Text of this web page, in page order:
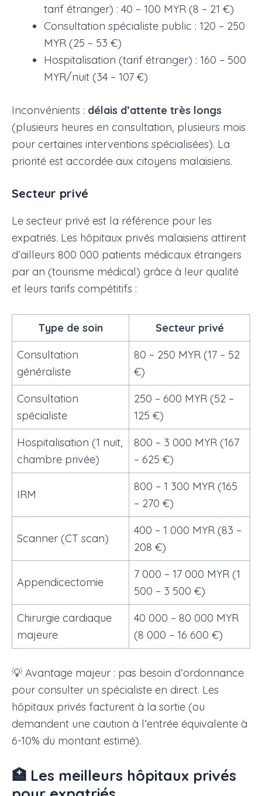
tarif étranger) : 40 – 100 MYR (8 – 21 €)
Consultation spécialiste public : 120 – 250
MYR (25 – 53 €)
Hospitalisation (tarif étranger) : 160 – 500
MYR/nuit (34 – 107 €)
Inconvénients : délais d’attente très longs
(plusieurs heures en consultation, plusieurs mois
pour certaines interventions spécialisées). La
priorité est accordée aux citoyens malaisiens.
Secteur privé
Le secteur privé est la référence pour les
expatriés. Les hôpitaux privés malaisiens attirent
d’ailleurs 800 000 patients médicaux étrangers
par an (tourisme médical) grâce à leur qualité
et leurs tarifs compétitifs :
Type de soin
Secteur privé
Consultation
généraliste
80 – 250 MYR (17 – 52
€)
Consultation
spécialiste
250 – 600 MYR (52 –
125 €)
Hospitalisation (1 nuit,
chambre privée)
800 – 3 000 MYR (167
– 625 €)
IRM
800 – 1 300 MYR (165
– 270 €)
Scanner (CT scan)
400 – 1 000 MYR (83 –
208 €)
Appendicectomie
7 000 – 17 000 MYR (1
500 – 3 500 €)
Chirurgie cardiaque
majeure
40 000 – 80 000 MYR
(8 000 – 16 600 €)
💡 Avantage majeur : pas besoin d’ordonnance
pour consulter un spécialiste en direct. Les
hôpitaux privés facturent à la sortie (ou
demandent une caution à l’entrée équivalente à
6-10% du montant estimé).
🏥 Les meilleurs hôpitaux privés